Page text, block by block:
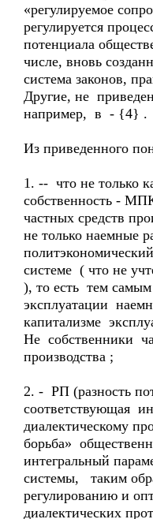
«регулируемое
регулируется
потенциала
числе, вновь
система законов,
Другие, не
например, в - {4} .
Из приведенного
1. -- что не только
собственность -
частных средств
не только наемные
системе ( что не
), то есть тем
эксплуатации
капитализме
Не собственники
производства ;
2. - РП (разность
соответствующая
диалектическому
борьба»
интегральный
системы, таким
регулированию и
диалектических